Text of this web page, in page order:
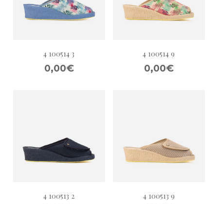
4 100514 3
0,00€
4 100514 9
0,00€
4 100513 2 4 100513 9